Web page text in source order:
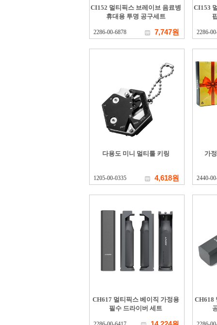
CI152 멀티픽스 브레이브 음료병
휴대용 투명 공구세트
2286-00-6878 7,747원
CI153
2286-
다용도 미니 멀티툴 키링
1205-00-0335 4,618원
가
2440-
CH617 멀티픽스 베이직 가정용
필수 드라이버 세트
CH618